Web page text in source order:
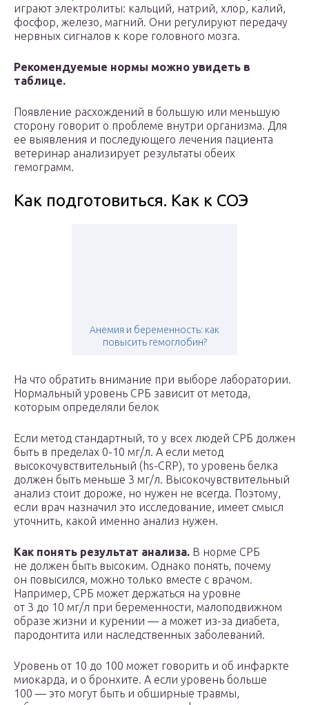
играют электролиты: кальций, натрий, хлор, калий,
фосфор, железо, магний. Они регулируют передачу
нервных сигналов к коре головного мозга.
Рекомендуемые нормы можно увидеть в
таблице.
Появление расхождений в большую или меньшую
сторону говорит о проблеме внутри организма. Для
ее выявления и последующего лечения пациента
ветеринар анализирует результаты обеих
гемограмм.
Как подготовиться. Как к СОЭ
Анемия и беременность: как
повысить гемоглобин?
На что обратить внимание при выборе лаборатории.
Нормальный уровень СРБ зависит от метода,
которым определяли белок
Если метод стандартный, то у всех людей СРБ должен
быть в пределах 0-10 мг/л. А если метод
высокочувствительный (hs-CRP), то уровень белка
должен быть меньше 3 мг/л. Высокочувствительный
анализ стоит дороже, но нужен не всегда. Поэтому,
если врач назначил это исследование, имеет смысл
уточнить, какой именно анализ нужен.
Как понять результат анализа. В норме СРБ
не должен быть высоким. Однако понять, почему
он повысился, можно только вместе с врачом.
Например, СРБ может держаться на уровне
от 3 до 10 мг/л при беременности, малоподвижном
образе жизни и курении — а может из-за диабета,
пародонтита или наследственных заболеваний.
Уровень от 10 до 100 может говорить и об инфаркте
миокарда, и о бронхите. А если уровень больше
100 — это могут быть и обширные травмы,